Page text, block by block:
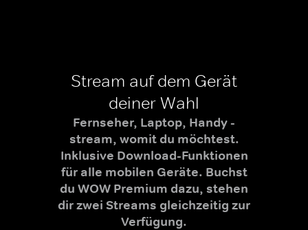
Stream auf dem Gerät
deiner Wahl
Fernseher, Laptop, Handy -
stream, womit du möchtest.
Inklusive Download-Funktionen
für alle mobilen Geräte. Buchst
du WOW Premium dazu, stehen
dir zwei Streams gleichzeitig zur
Verfügung.